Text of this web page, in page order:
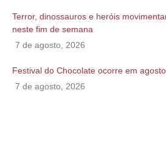
Terror, dinossauros e heróis
neste fim de semana
7 de agosto, 2026
Festival do Chocolate ocorre em
7 de agosto, 2026